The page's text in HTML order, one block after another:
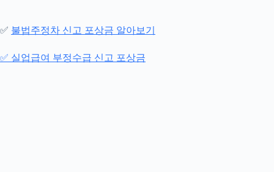
✅ 불법주정차 신고 포상금 알아보기
✅ 실업급여 부정수급 신고 포상금